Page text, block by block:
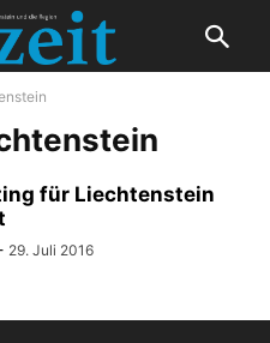
für Liechtenstein
29. Juli 2016